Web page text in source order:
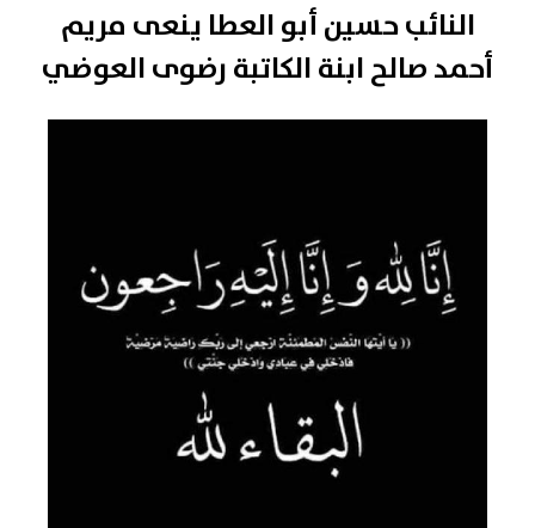
النائب حسين أبو العطا ينعى مريم
أحمد صالح ابنة الكاتبة رضوى العوضي